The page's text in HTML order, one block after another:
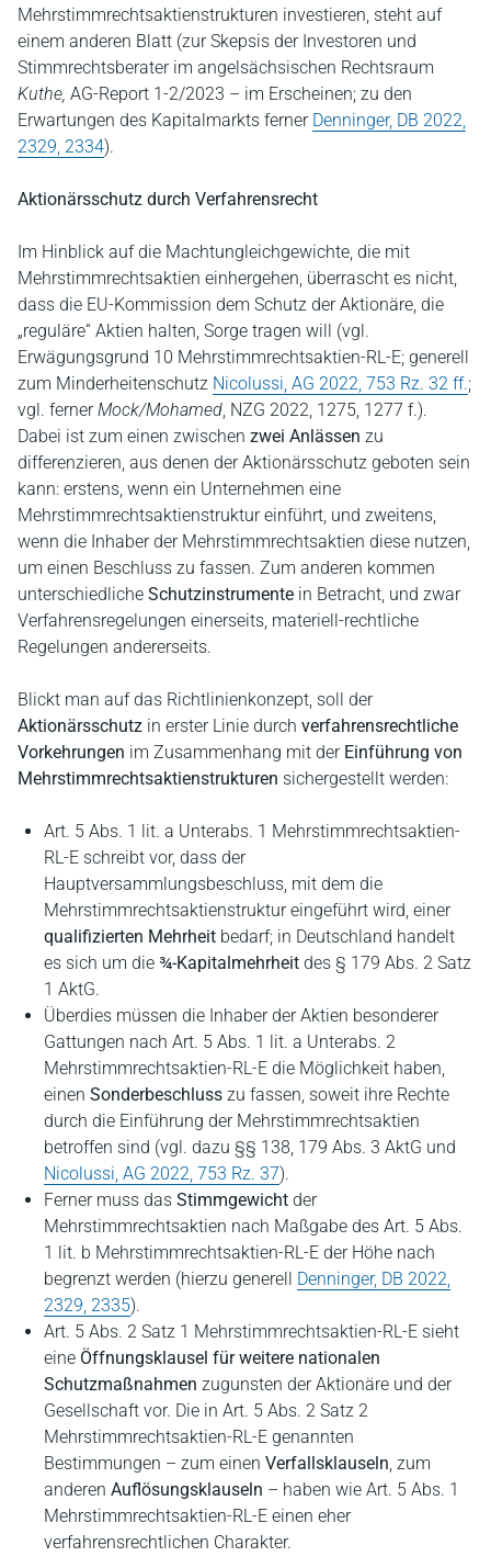
Mehrstimmrechtsaktienstrukturen investieren, steht auf
einem anderen Blatt (zur Skepsis der Investoren und
Stimmrechtsberater im angelsächsischen Rechtsraum
Kuthe, AG-Report 1-2/2023 – im Erscheinen; zu den
Erwartungen des Kapitalmarkts ferner Denninger, DB 2022,
2329, 2334).
Aktionärsschutz durch Verfahrensrecht
Im Hinblick auf die Machtungleichgewichte, die mit
Mehrstimmrechtsaktien einhergehen, überrascht es nicht,
dass die EU-Kommission dem Schutz der Aktionäre, die
„reguläre“ Aktien halten, Sorge tragen will (vgl.
Erwägungsgrund 10 Mehrstimmrechtsaktien-RL-E; generell
zum Minderheitenschutz Nicolussi, AG 2022, 753 Rz. 32 ff.;
vgl. fernerMock/Mohamed, NZG 2022, 1275, 1277 f.).
Dabei ist zum einen zwischen zwei Anlässen zu
differenzieren, aus denen der Aktionärsschutz geboten sein
kann: erstens, wenn ein Unternehmen eine
Mehrstimmrechtsaktienstruktur einführt, und zweitens,
wenn die Inhaber der Mehrstimmrechtsaktien diese nutzen,
um einen Beschluss zu fassen. Zum anderen kommen
unterschiedliche Schutzinstrumente in Betracht, und zwar
Verfahrensregelungen einerseits, materiell-rechtliche
Regelungen andererseits.
Blickt man auf das Richtlinienkonzept, soll der
Aktionärsschutz in erster Linie durch verfahrensrechtliche
Vorkehrungen im Zusammenhang mit der Einführung von
Mehrstimmrechtsaktienstrukturen sichergestellt werden:
Art. 5 Abs. 1 lit. a Unterabs. 1 Mehrstimmrechtsaktien-
RL-E schreibt vor, dass der
Hauptversammlungsbeschluss, mit dem die
Mehrstimmrechtsaktienstruktur eingeführt wird, einer
qualifizierten Mehrheit bedarf; in Deutschland handelt
es sich um die ¾-Kapitalmehrheit des § 179 Abs. 2 Satz
1 AktG.
Überdies müssen die Inhaber der Aktien besonderer
Gattungen nach Art. 5 Abs. 1 lit. a Unterabs. 2
Mehrstimmrechtsaktien-RL-E die Möglichkeit haben,
einen Sonderbeschluss zu fassen, soweit ihre Rechte
durch die Einführung der Mehrstimmrechtsaktien
betroffen sind (vgl. dazu §§ 138, 179 Abs. 3 AktG und
Nicolussi, AG 2022, 753 Rz. 37).
Ferner muss das Stimmgewicht der
Mehrstimmrechtsaktien nach Maßgabe des Art. 5 Abs.
1 lit. b Mehrstimmrechtsaktien-RL-E der Höhe nach
begrenzt werden (hierzu generell Denninger, DB 2022,
2329, 2335).
Art. 5 Abs. 2 Satz 1 Mehrstimmrechtsaktien-RL-E sieht
eine Öffnungsklausel für weitere nationalen
Schutzmaßnahmen zugunsten der Aktionäre und der
Gesellschaft vor. Die in Art. 5 Abs. 2 Satz 2
Mehrstimmrechtsaktien-RL-E genannten
Bestimmungen – zum einen Verfallsklauseln, zum
anderen Auflösungsklauseln – haben wie Art. 5 Abs. 1
Mehrstimmrechtsaktien-RL-E einen eher
verfahrensrechtlichen Charakter.